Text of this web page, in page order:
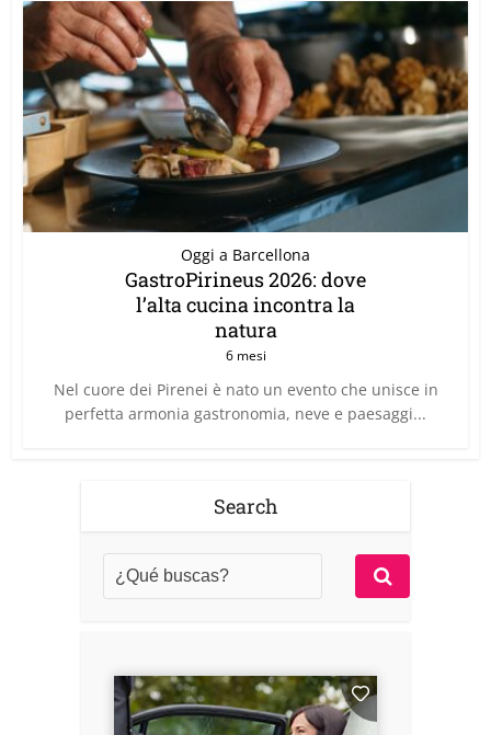
Oggi a Barcellona
GastroPirineus 2026: dove
l’alta cucina incontra la
natura
6 mesi
Nel cuore dei Pirenei è nato un evento che unisce in
perfetta armonia gastronomia, neve e paesaggi...
Search